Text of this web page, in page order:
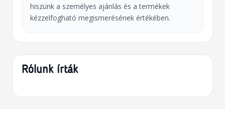
hiszünk a személyes ajánlás és a termékek
kézzelfogható megismerésének értékében.
Rólunk írták